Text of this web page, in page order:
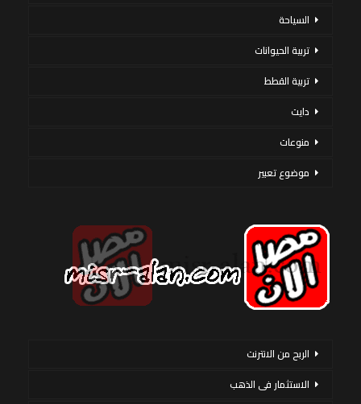
السياحة
تربية الحيوانات
تربية القطط
دايت
منوعات
موضوع تعبير
الربح من الانترنت
الاستثمار فى الذهب